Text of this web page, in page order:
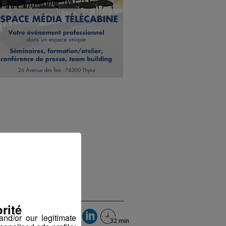
or our legitimate